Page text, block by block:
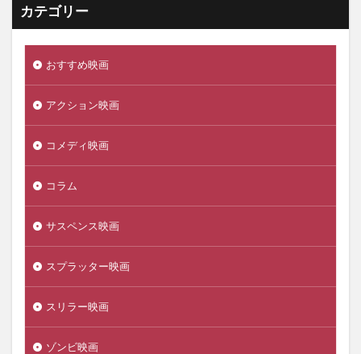
カテゴリー
おすすめ映画
アクション映画
コメディ映画
コラム
サスペンス映画
スプラッター映画
スリラー映画
ゾンビ映画